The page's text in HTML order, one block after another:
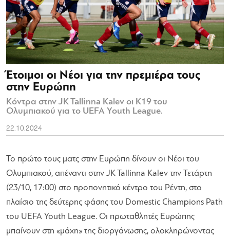
Έτοιμοι οι Νέοι για την πρεμιέρα τους
στην Ευρώπη
Κόντρα στην JK Tallinna Kalev οι Κ19 του
Ολυμπιακού για το UEFA Youth League.
22.10.2024
Το πρώτο τους ματς στην Ευρώπη δίνουν οι Νέοι του
Ολυμπιακού, απέναντι στην JK Tallinna Kalev την Τετάρτη
(23/10, 17:00) στο προπονητικό κέντρο του Ρέντη, στο
πλαίσιο της δεύτερης φάσης του Domestic Champions Path
του UEFA Youth League. Οι πρωταθλητές Ευρώπης
μπαίνουν στη «μάχη» της διοργάνωσης, ολοκληρώνοντας